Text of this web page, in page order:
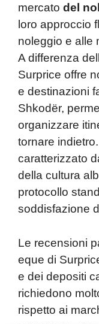
mercato del
loro approccio
noleggio e alle
A differenza
Surprice offre
e destinazioni
Shkodër,
organizzare
tornare
caratterizzato
della cultura
protocollo
soddisfazione
Le recensioni
eque di
e dei depositi
richiedono
rispetto ai